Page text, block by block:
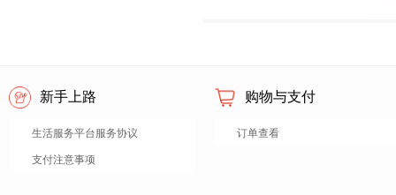
新手上路
生活服务平台服务协议
支付注意事项
购物与支付
订单查看